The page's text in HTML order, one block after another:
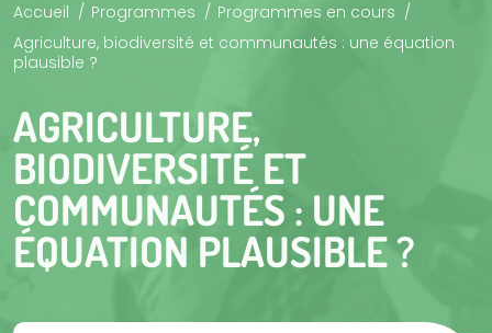
Accueil Programmes
Programmes en cours
Agriculture, biodiversité et communautés : une équation
plausible ?
AGRICULTURE,
BIODIVERSITÉ ET
COMMUNAUTÉS : UNE
ÉQUATION PLAUSIBLE ?